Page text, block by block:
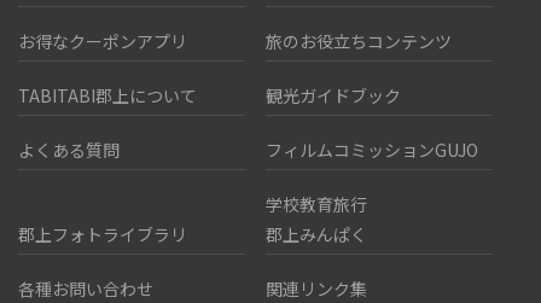
お得なクーポンアプリ 旅のお役立ちコンテンツ
TABITABI郡上について 観光ガイドブック
よくある質問 フィルムコミッションGUJO
郡上フォトライブラリ
学校教育旅行
郡上みんぱく
各種お問い合わせ 関連リンク集